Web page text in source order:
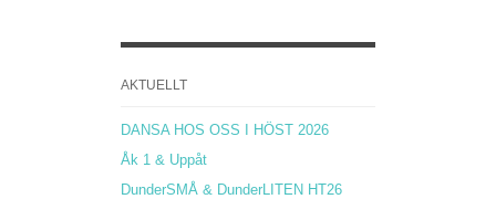
AKTUELLT
DANSA HOS OSS I HÖST 2026
Åk 1 & Uppåt
DunderSMÅ & DunderLITEN HT26